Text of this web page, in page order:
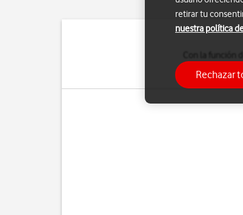
si ha sido
retirar tu
nuestra política
Rechazar